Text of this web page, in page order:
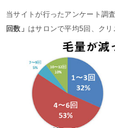
当サイトが行ったアンケート調査
回数」 はサロンで平均5回、クリ